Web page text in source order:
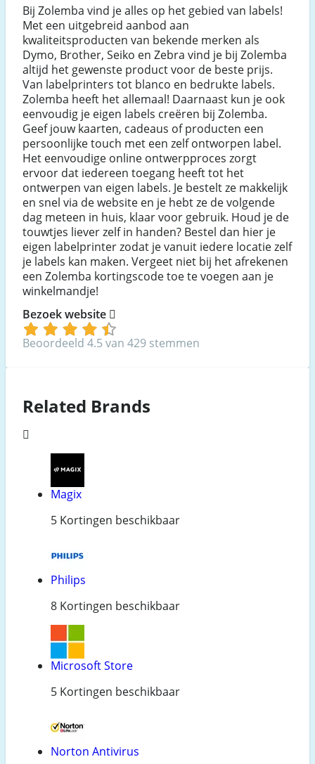
Bij Zolemba vind je alles op het gebied van labels!
Met een uitgebreid aanbod aan
kwaliteitsproducten van bekende merken als
Dymo, Brother, Seiko en Zebra vind je bij Zolemba
altijd het gewenste product voor de beste prijs.
Van labelprinters tot blanco en bedrukte labels.
Zolemba heeft het allemaal! Daarnaast kun je ook
eenvoudig je eigen labels creëren bij Zolemba.
Geef jouw kaarten, cadeaus of producten een
persoonlijke touch met een zelf ontworpen label.
Het eenvoudige online ontwerpproces zorgt
ervoor dat iedereen toegang heeft tot het
ontwerpen van eigen labels. Je bestelt ze makkelijk
en snel via de website en je hebt ze de volgende
dag meteen in huis, klaar voor gebruik. Houd je de
touwtjes liever zelf in handen? Bestel dan hier je
eigen labelprinter zodat je vanuit iedere locatie zelf
je labels kan maken. Vergeet niet bij het afrekenen
een Zolemba kortingscode toe te voegen aan je
winkelmandje!
Bezoek website
Beoordeeld 4.5 van 429 stemmen
Related Brands
Magix
5 Kortingen beschikbaar
Philips
8 Kortingen beschikbaar
Microsoft Store
5 Kortingen beschikbaar
Norton Antivirus